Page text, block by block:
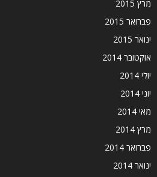
מרץ 2015
פברואר 2015
ינואר 2015
אוקטובר 2014
יולי 2014
יוני 2014
מאי 2014
מרץ 2014
פברואר 2014
ינואר 2014